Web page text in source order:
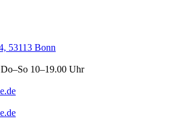
53113 Bonn
10–19.00 Uhr